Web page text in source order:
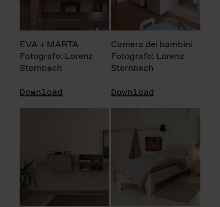
EVA + MARTA
Fotografo: Lorenz
Sternbach
Download
Camera dei bambini
Fotografo: Lorenz
Sternbach
Download